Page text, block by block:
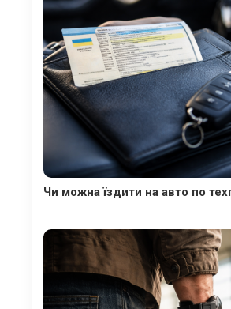
Чи можна їздити на авто по